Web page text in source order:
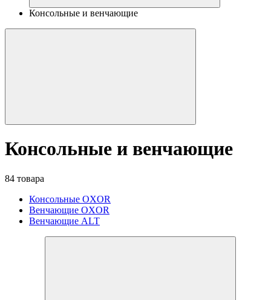
Консольные и венчающие
Консольные и венчающие
84 товара
Консольные OXOR
Венчающие OXOR
Венчающие ALT